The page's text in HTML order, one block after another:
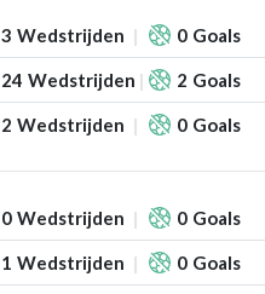
3 Wedstrijden 0 Goals
24 Wedstrijden 2 Goals
2 Wedstrijden 0 Goals
0 Wedstrijden 0 Goals
1 Wedstrijden 0 Goals